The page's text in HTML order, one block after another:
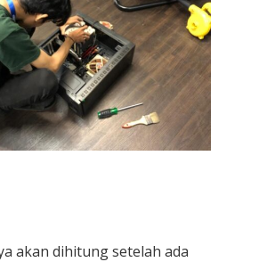
akan dihitung setelah ada